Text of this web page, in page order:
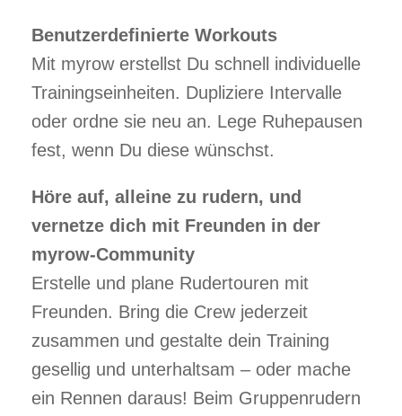
Benutzerdefinierte Workouts
Mit myrow erstellst Du schnell individuelle
Trainingseinheiten. Dupliziere Intervalle
oder ordne sie neu an. Lege Ruhepausen
fest, wenn Du diese wünschst.
Höre auf, alleine zu rudern, und
vernetze dich mit Freunden in der
myrow-Community
Erstelle und plane Rudertouren mit
Freunden. Bring die Crew jederzeit
zusammen und gestalte dein Training
gesellig und unterhaltsam – oder mache
ein Rennen daraus! Beim Gruppenrudern